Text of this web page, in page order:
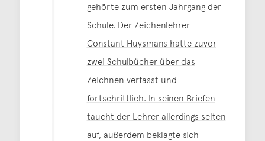
gehörte zum ersten Jahrgang der
Schule. Der Zeichenlehrer
Constant Huysmans hatte zuvor
zwei Schulbücher über das
Zeichnen verfasst und
fortschrittlich. In seinen Briefen
taucht der Lehrer allerdings selten
auf, außerdem beklagte sich